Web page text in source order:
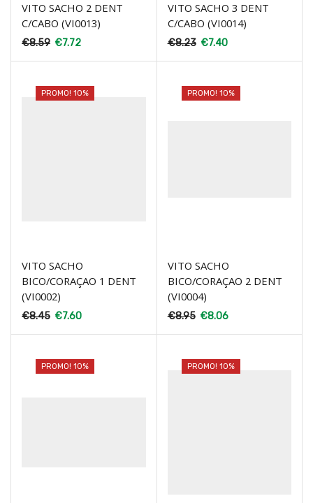
VITO SACHO 2 DENT
C/CABO (VI0013)
€8.59 €7.72
VITO SACHO 3 DENT
C/CABO (VI0014)
€8.23 €7.40
PROMO! 10%
VITO SACHO
BICO/CORAÇAO 1 DENT
(VI0002)
€8.45 €7.60
PROMO! 10%
VITO SACHO
BICO/CORAÇAO 2 DENT
(VI0004)
€8.95 €8.06
PROMO! 10% PROMO! 10%